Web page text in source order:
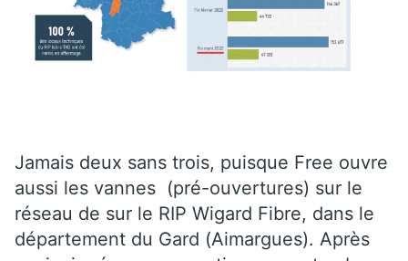
Jamais deux sans trois, puisque Free ouvre
aussi les vannes (pré-ouvertures) sur le
réseau de sur le RIP Wigard Fibre, dans le
département du Gard (Aimargues). Après